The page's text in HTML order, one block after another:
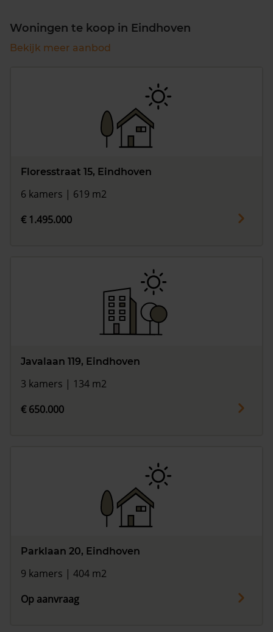
Woningen te koop in Eindhoven
Bekijk meer aanbod
Floresstraat 15, Eindhoven
6 kamers | 619 m2
€ 1.495.000
Javalaan 119, Eindhoven
3 kamers | 134 m2
€ 650.000
Parklaan 20, Eindhoven
9 kamers | 404 m2
Op aanvraag